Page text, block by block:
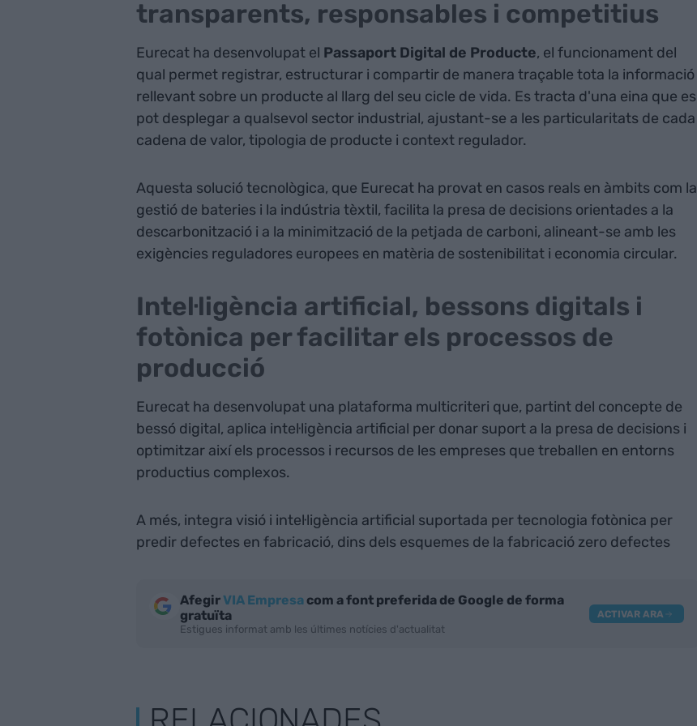
transparents, responsables i competitius
Eurecat ha desenvolupat el Passaport Digital de Producte, el funcionament del
qual permet registrar, estructurar i compartir de manera traçable tota la informació
rellevant sobre un producte al llarg del seu cicle de vida. Es tracta d'una eina que es
pot desplegar a qualsevol sector industrial, ajustant-se a les particularitats de cada
cadena de valor, tipologia de producte i context regulador.
Aquesta solució tecnològica, que Eurecat ha provat en casos reals en àmbits com la
gestió de bateries i la indústria tèxtil, facilita la presa de decisions orientades a la
descarbonització i a la minimització de la petjada de carboni, alineant-se amb les
exigències reguladores europees en matèria de sostenibilitat i economia circular.
Intel·ligència artificial, bessons digitals i
fotònica per facilitar els processos de
producció
Eurecat ha desenvolupat una plataforma multicriteri que, partint del concepte de
bessó digital, aplica intel·ligència artificial per donar suport a la presa de decisions i
optimitzar així els processos i recursos de les empreses que treballen en entorns
productius complexos.
A més, integra visió i intel·ligència artificial suportada per tecnologia fotònica per
predir defectes en fabricació, dins dels esquemes de la fabricació zero defectes
AfegirVIA Empresacom a font preferida de Google de forma
gratuïta
Estigues informat amb les últimes notícies d'actualitat
ACTIVAR ARA